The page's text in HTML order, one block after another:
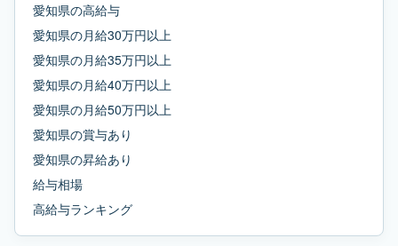
愛知県の高給与
愛知県の月給30万円以上
愛知県の月給35万円以上
愛知県の月給40万円以上
愛知県の月給50万円以上
愛知県の賞与あり
愛知県の昇給あり
給与相場
高給与ランキング